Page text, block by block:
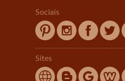
Sociais
Sites